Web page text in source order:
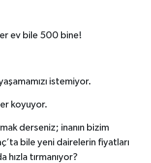
ev bile 500 bine!
istemiyor.
koyuyor.
derseniz; inanın bizim
bile yeni dairelerin fiyatları
hızla tırmanıyor?